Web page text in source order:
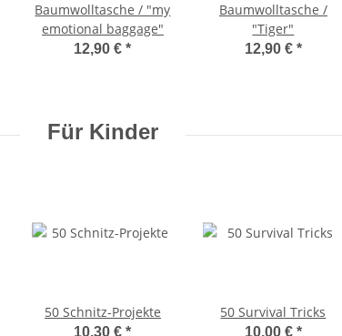
Baumwolltasche / "my
emotional baggage"
12,90 €*
Baumwolltasche /
"Tiger"
12,90 € *
Für Kinder
50 Schnitz-Projekte
10,30 €*
50 Survival Tricks
10,00 € *